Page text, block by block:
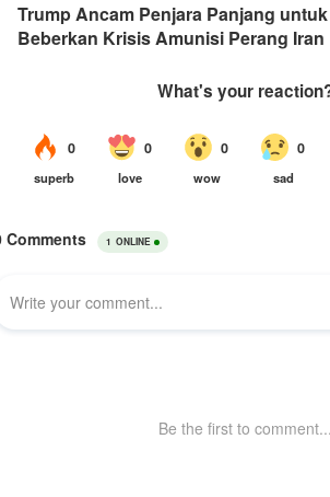
Trump Ancam Penjara Panjang
Beberkan Krisis Amunisi Perang Iran